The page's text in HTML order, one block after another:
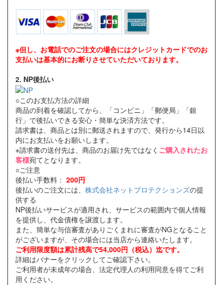
※但し、お電話でのご注文の場合にはクレジットカードでのお
支払いは基本的にお断りさせていただいております。
2. NP後払い
○このお支払方法の詳細
商品の到着を確認してから、「コンビニ」「郵便局」「銀
行」で後払いできる安心・簡単な決済方法です。
請求書は、商品とは別に郵送されますので、発行から14日以
内にお支払いをお願いします。
※請求書の送付先は、商品のお届け先ではなく ご購入されたお
客様宛てとなります。
○ご注意
後払い手数料： 200円
後払いのご注文には、 株式会社ネットプロテクションズの提
供する
NP後払いサービスが適用され、サービスの範囲内で個人情報
を提供し、代金債権を譲渡します。
また、簡単な与信審査がありごくまれに審査がNGとなること
がございますが、その場合には当店から連絡いたします。
ご利用限度額は累計残高で54,000円（税込）迄です。
詳細はバナーをクリックしてご確認下さい。
ご利用者が未成年の場合、法定代理人の利用同意を得てご利
用ください。